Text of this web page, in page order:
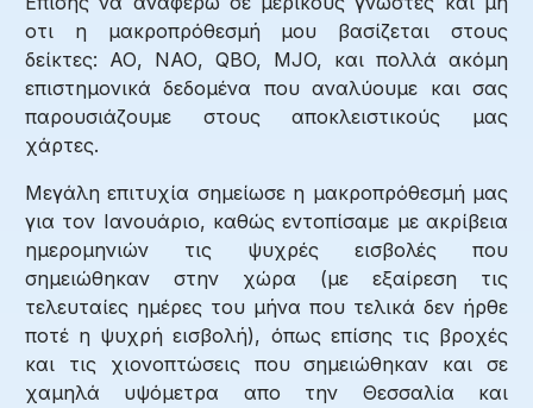
οτι η μακροπρόθεσμή μου βασίζεται στους
δείκτες: ΑΟ, ΝΑΟ, QBO, MJO, και πολλά ακόμη
επιστημονικά δεδομένα που αναλύουμε και σας
παρουσιάζουμε στους αποκλειστικούς μας
χάρτες.
Μεγάλη επιτυχία σημείωσε η μακροπρόθεσμή μας
για τον Ιανουάριο, καθώς εντοπίσαμε με ακρίβεια
ημερομηνιών τις ψυχρές εισβολές που
σημειώθηκαν στην χώρα (με εξαίρεση τις
τελευταίες ημέρες του μήνα που τελικά δεν ήρθε
ποτέ η ψυχρή εισβολή), όπως επίσης τις βροχές
και τις χιονοπτώσεις που σημειώθηκαν και σε
χαμηλά υψόμετρα απο την Θεσσαλία και